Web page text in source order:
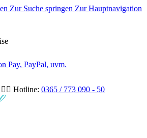
Zur Suche springen Zur Hauptnavigation
Pay, PayPal, uvm.
Hotline: 0365 / 773 090 - 50